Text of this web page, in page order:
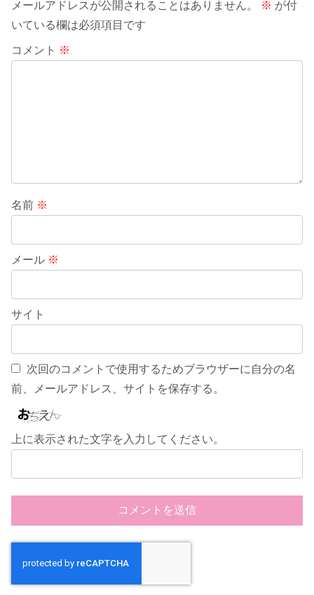
メールアドレスが公開されることはありません。 ※ が付
いている欄は必須項目です
コメント ※
名前 ※
メール ※
サイト
次回のコメントで使用するためブラウザーに自分の名
前、メールアドレス、サイトを保存する。
上に表示された文字を入力してください。